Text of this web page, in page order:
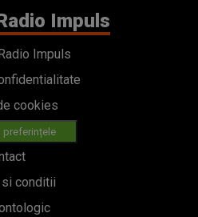
Impuls
Impuls
cookies
preferințele
conditii